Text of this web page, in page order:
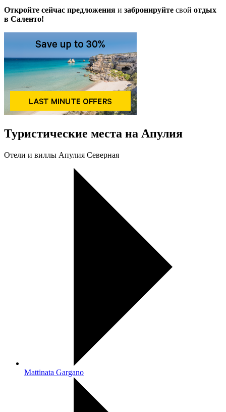
Откройте сейчас предложения и забронируйте свой отдых
в Саленто!
Туристические места на Апулия
Oтели и виллы Апулия Северная
Mattinata Gargano